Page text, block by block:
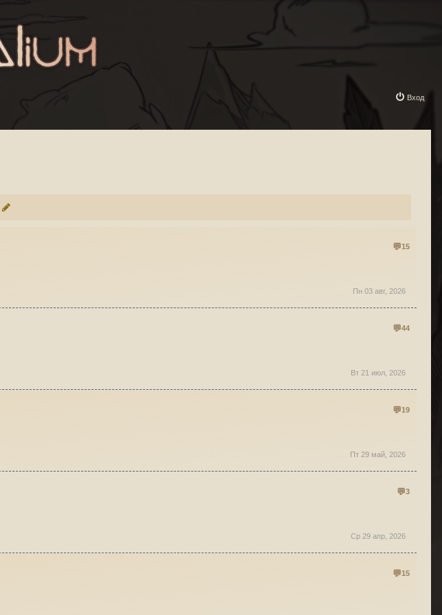
Вход
15
Пн 03 авг, 2026
44
Вт 21 июл, 2026
19
Пт 29 май, 2026
3
Ср 29 апр, 2026
15